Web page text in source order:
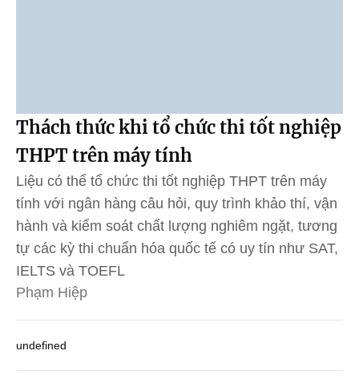
Thách thức khi tổ chức thi tốt nghiệp
THPT trên máy tính
Liệu có thể tổ chức thi tốt nghiệp THPT trên máy
tính với ngân hàng câu hỏi, quy trình khảo thí, vận
hành và kiểm soát chất lượng nghiêm ngặt, tương
tự các kỳ thi chuẩn hóa quốc tế có uy tín như SAT,
IELTS và TOEFL
Phạm Hiệp
undefined